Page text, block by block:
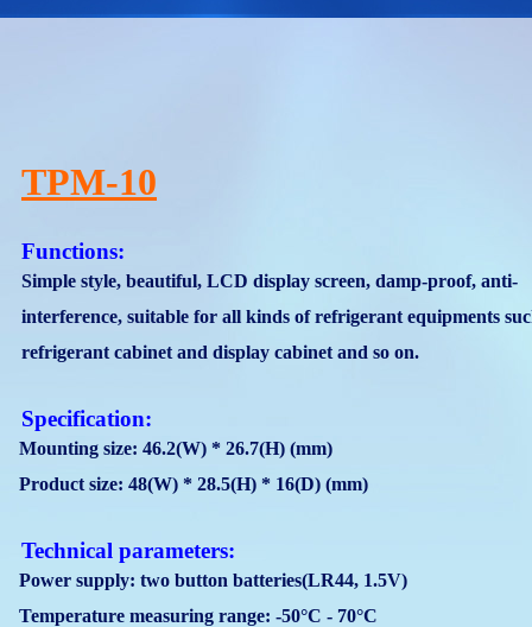
TPM-10
Functions:
Simple style, beautiful, LCD display screen, damp-proof, anti-
interference, suitable for all kinds of refrigerant equipments
refrigerant cabinet and display cabinet and so on.
Specification:
Mounting size: 46.2(W) * 26.7(H) (mm)
Product size: 48(W) * 28.5(H) * 16(D) (mm)
Technical parameters:
Power supply: two button batteries(LR44, 1.5V)
Temperature measuring range: -50°C - 70°C